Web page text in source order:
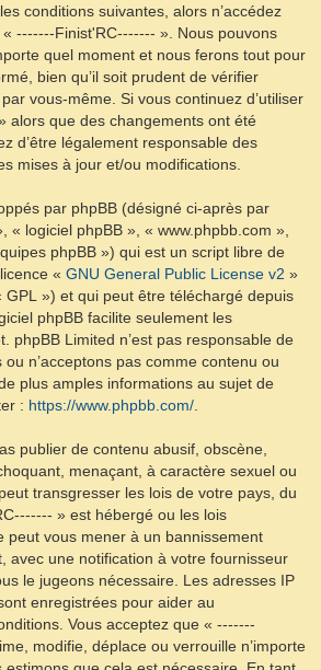
conditions suivantes, alors n’accédez
« -------Finist'RC------- ». Nous pouvons
quel moment et nous ferons tout pour
bien qu’il soit prudent de vérifier
vous-même. Si vous continuez d’utiliser
alors que des changements ont été
d’être légalement responsable des
mises à jour et/ou modifications.
par phpBB (désigné ci-après par
« logiciel phpBB », « www.phpbb.com »,
phpBB ») qui est un script libre de
« GNU General Public License v2 »
GPL ») et qui peut être téléchargé depuis
phpBB facilite seulement les
phpBB Limited n’est pas responsable de
n’acceptons pas comme contenu ou
plus amples informations au sujet de
: https://www.phpbb.com/
publier de contenu abusif, obscène,
menaçant, à caractère sexuel ou
transgresser les lois de votre pays, du
» est hébergé ou les lois
peut vous mener à un bannissement
avec une notification à votre fournisseur
le jugeons nécessaire. Les adresses IP
enregistrées pour aider au
Vous acceptez que « -------
modifie, déplace ou verrouille n’importe